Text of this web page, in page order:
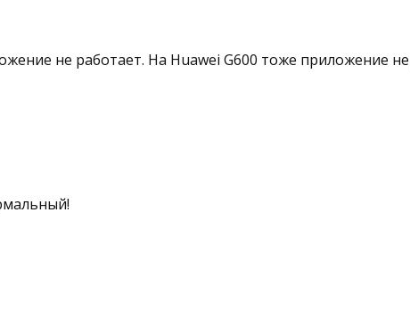
не работает. На Huawei G600 тоже приложение